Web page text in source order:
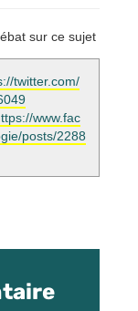
sur ce sujet
twitter.com/
www.fac
posts/2288